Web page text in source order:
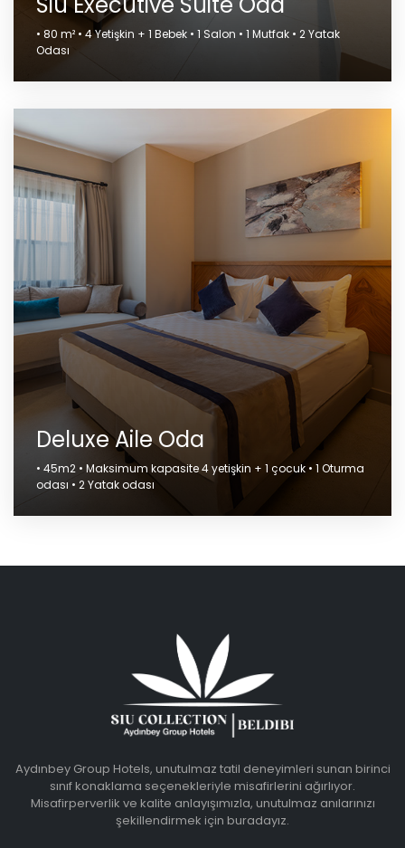
• 80 m² • 4 Yetişkin + 1 Bebek • 1 Salon • 1 Mutfak • 2 Yatak
Odası
Deluxe Aile Oda
• 45m2 • Maksimum kapasite 4 yetişkin + 1 çocuk • 1 Oturma
odası • 2 Yatak odası
Aydınbey Group Hotels, unutulmaz tatil deneyimleri sunan birinci
sınıf konaklama seçenekleriyle misafirlerini ağırlıyor.
Misafirperverlik ve kalite anlayışımızla, unutulmaz anılarınızı
şekillendirmek için buradayız.